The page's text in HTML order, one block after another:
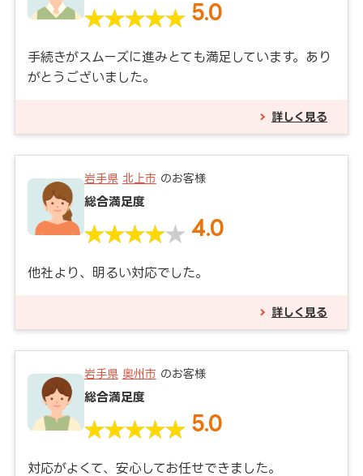
5.0
手続きがスムーズに進みとても満足しています。あり
がとうございました。
詳しく見る
岩手県 北上市 のお客様
総合満足度
4.0
他社より、明るい対応でした。
詳しく見る
岩手県 奥州市 のお客様
総合満足度
5.0
対応がよくて、安心してお任せできました。